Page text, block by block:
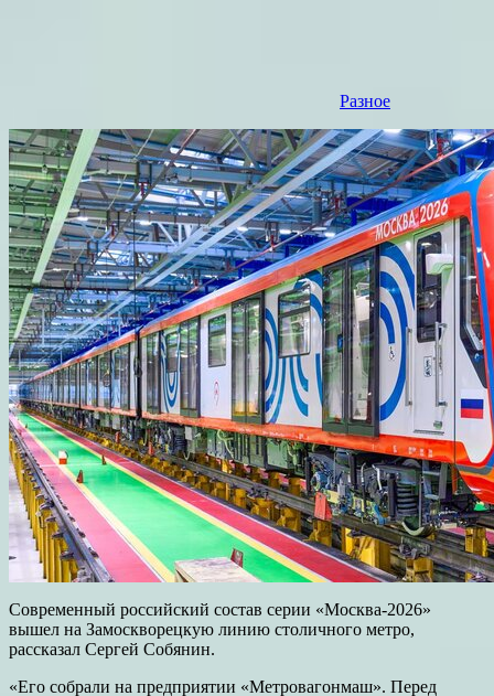
Разное
Современный российский состав серии «Москва-2026»
вышел на Замоскворецкую линию столичного метро,
рассказал Сергей Собянин.
«Его собрали на предприятии «Метровагонмаш». Перед